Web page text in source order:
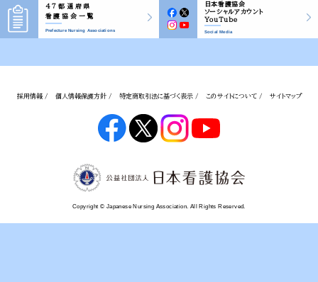
47都道府県
看護協会一覧
Prefecture Nursing Associations
日本看護協会
ソーシャルアカウント
YouTube
Social Media
採用情報 / 個人情報保護方針 / 特定商取引法に基づく表示 / このサイトについて / サイトマップ
Copyright © Japanese Nursing Association. All Rights Reserved.